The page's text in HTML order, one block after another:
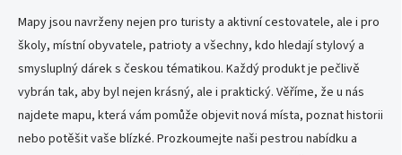
u
Mapy jsou navrženy nejen pro turisty a aktivní cestovatele, ale i pro
školy, místní obyvatele, patrioty a všechny, kdo hledají stylový a
smysluplný dárek s českou tématikou. Každý produkt je pečlivě
vybrán tak, aby byl nejen krásný, ale i praktický. Věříme, že u nás
najdete mapu, která vám pomůže objevit nová místa, poznat historii
nebo potěšit vaše blízké. Prozkoumejte naši pestrou nabídku a